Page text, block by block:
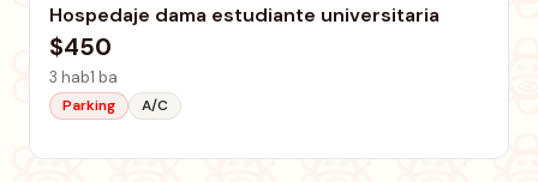
Hospedaje dama estudiante universitaria
$450
3 hab1 ba
Parking A/C